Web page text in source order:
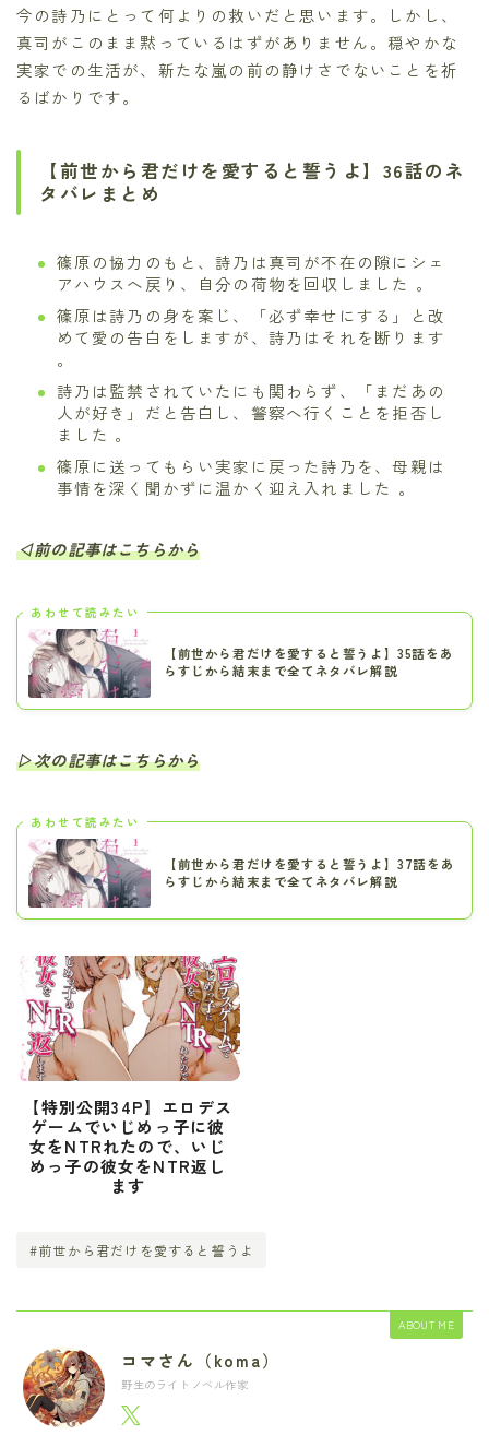
今の詩乃にとって何よりの救いだと思います。しかし、
真司がこのまま黙っているはずがありません。穏やかな
実家での生活が、新たな嵐の前の静けさでないことを祈
るばかりです。
【前世から君だけを愛すると誓うよ】36話のネ
タバレまとめ
篠原の協力のもと、詩乃は真司が不在の隙にシェ
アハウスへ戻り、自分の荷物を回収しました 。
篠原は詩乃の身を案じ、「必ず幸せにする」と改
めて愛の告白をしますが、詩乃はそれを断ります
。
詩乃は監禁されていたにも関わらず、「まだあの
人が好き」だと告白し、警察へ行くことを拒否し
ました 。
篠原に送ってもらい実家に戻った詩乃を、母親は
事情を深く聞かずに温かく迎え入れました 。
◁前の記事はこちらから
あわせて読みたい
【前世から君だけを愛すると誓うよ】35話をあ
らすじから結末まで全てネタバレ解説
▷次の記事はこちらから
あわせて読みたい
【前世から君だけを愛すると誓うよ】37話をあ
らすじから結末まで全てネタバレ解説
【特別公開34P】エロデス
ゲームでいじめっ子に彼
女をNTRれたので、いじ
めっ子の彼女をNTR返し
ます
#前世から君だけを愛すると誓うよ
ABOUT ME
コマさん（koma）
野生のライトノベル作家